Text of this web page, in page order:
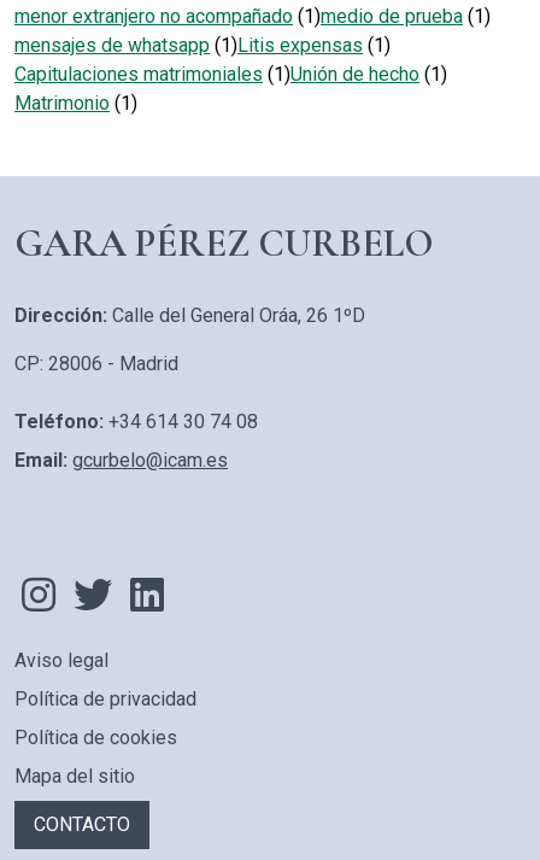
menor extranjero no acompañado (1)medio de prueba (1)
mensajes de whatsapp (1)Litis expensas (1)
Capitulaciones matrimoniales (1)Unión de hecho (1)
Matrimonio (1)
GARA PÉREZ CURBELO
Dirección: Calle del General Oráa, 26 1ºD
CP: 28006 - Madrid
Teléfono: +34 614 30 74 08
Email: gcurbelo@icam.es
PIE DE PÁGINA
Aviso legal
Política de privacidad
Política de cookies
Mapa del sitio
CONTACTO